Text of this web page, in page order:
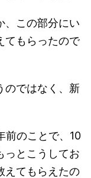
、この部分にい
てもらったので
のではなく、新
前のことで、10
っとこうしてお
えてもらえたの